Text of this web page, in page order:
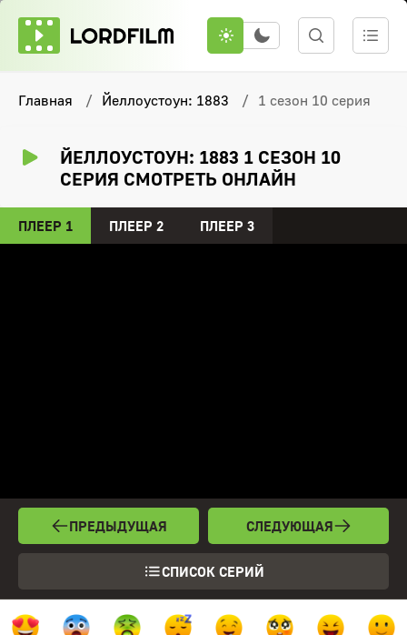
Главная Йеллоустоун: 1883 1 сезон 10 серия
ЙЕЛЛОУСТОУН: 1883 1 СЕЗОН 10
СЕРИЯ СМОТРЕТЬ ОНЛАЙН
ПЛЕЕР 1 ПЛЕЕР 2 ПЛЕЕР 3
ПРЕДЫДУЩАЯ
СПИСОК СЕРИЙ
СЛЕДУЮЩАЯ